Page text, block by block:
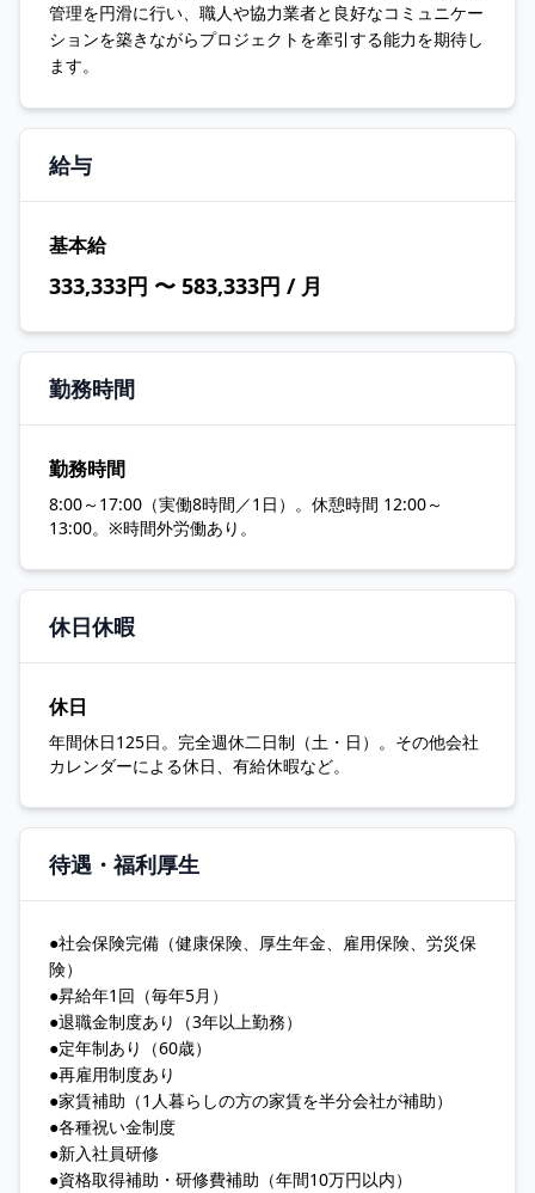
管理を円滑に行い、職人や協力業者と良好なコミュニケー
ションを築きながらプロジェクトを牽引する能力を期待し
ます。
給与
基本給
333,333円 〜 583,333円 / 月
勤務時間
勤務時間
8:00～17:00（実働8時間／1日）。休憩時間 12:00～
13:00。※時間外労働あり。
休日休暇
休日
年間休日125日。完全週休二日制（土・日）。その他会社
カレンダーによる休日、有給休暇など。
待遇・福利厚生
●社会保険完備（健康保険、厚生年金、雇用保険、労災保
険）
●昇給年1回（毎年5月）
●退職金制度あり（3年以上勤務）
●定年制あり（60歳）
●再雇用制度あり
●家賃補助（1人暮らしの方の家賃を半分会社が補助）
●各種祝い金制度
●新入社員研修
●資格取得補助・研修費補助（年間10万円以内）